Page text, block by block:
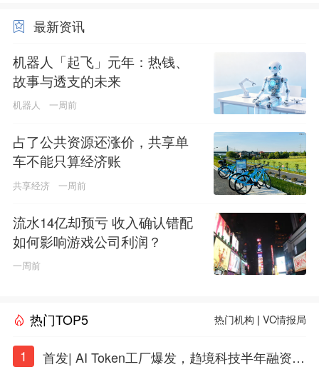
最新资讯
机器人「起飞」元年：热钱、
故事与透支的未来
机器人 一周前
占了公共资源还涨价，共享单
车不能只算经济账
共享经济 一周前
流水14亿却预亏 收入确认错配
如何影响游戏公司利润？
一周前
热门TOP5 热门机构 |VC情报局
1
首发| AI Token工厂爆发，趋境科技半年融资10